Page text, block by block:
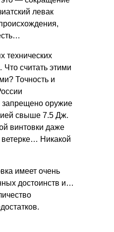
левак
технических
Что считать этими
Точность и
запрещено оружие
свыше 7.5 Дж.
винтовки даже
Никакой
имеет очень
достоинств и…